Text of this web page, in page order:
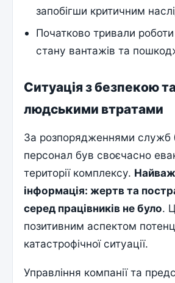
запобігши критичним
Початково тривали
стану вантажів та
Ситуація з безпекою
людськими втратами
За розпорядженнями служб
персонал був своєчасно
території комплексу.
інформація: жертв та
серед працівників не було.
позитивним аспектом
катастрофічної ситуації.
Управління компанії та